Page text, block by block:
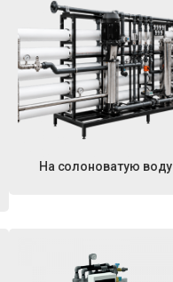
На солоноватую воду